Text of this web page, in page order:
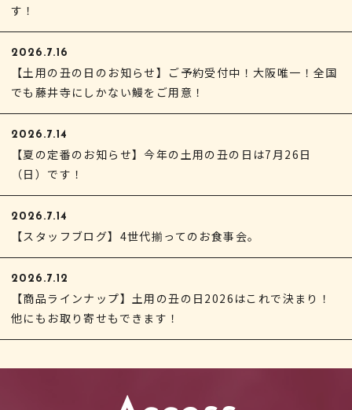
す！
2026.7.16
【土用の丑の日のお知らせ】ご予約受付中！大阪唯一！全国
でも藤井寺にしかない鰻をご用意！
2026.7.14
【夏の定番のお知らせ】今年の土用の丑の日は7月26日
（日）です！
2026.7.14
【スタッフブログ】4世代揃ってのお食事会。
2026.7.12
【商品ラインナップ】土用の丑の日2026はこれで決まり！
他にもお取り寄せもできます！